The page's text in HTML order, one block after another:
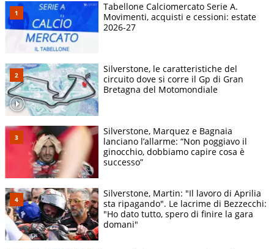
Tabellone Calciomercato Serie A.
Movimenti, acquisti e cessioni: estate
2026-27
Silverstone, le caratteristiche del
circuito dove si corre il Gp di Gran
Bretagna del Motomondiale
Silverstone, Marquez e Bagnaia
lanciano l’allarme: “Non poggiavo il
ginocchio, dobbiamo capire cosa è
successo”
Silverstone, Martin: "Il lavoro di Aprilia
sta ripagando". Le lacrime di Bezzecchi:
"Ho dato tutto, spero di finire la gara
domani"